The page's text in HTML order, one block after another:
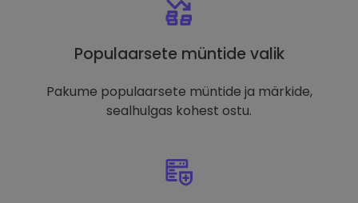
Populaarsete müntide valik
Pakume populaarsete müntide ja märkide,
sealhulgas kohest ostu.